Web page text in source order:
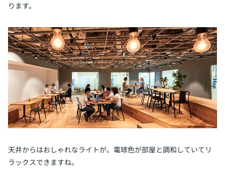
ります。
天井からはおしゃれなライトが。電球色が部屋と調和していてリ
ラックスできますね。